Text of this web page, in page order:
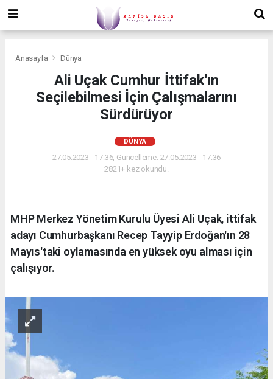
Anasayfa Dünya
Ali Uçak Cumhur İttifak'ın
Seçilebilmesi İçin Çalışmalarını
Sürdürüyor
DÜNYA
27.05.2023 - 17:36, Güncelleme: 27.05.2023 - 17:36
2821+ kez okundu.
MHP Merkez Yönetim Kurulu Üyesi Ali Uçak, ittifak
adayı Cumhurbaşkanı Recep Tayyip Erdoğan'ın 28
Mayıs'taki oylamasında en yüksek oyu alması için
çalışıyor.